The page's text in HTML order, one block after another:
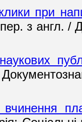
при
з англ. /